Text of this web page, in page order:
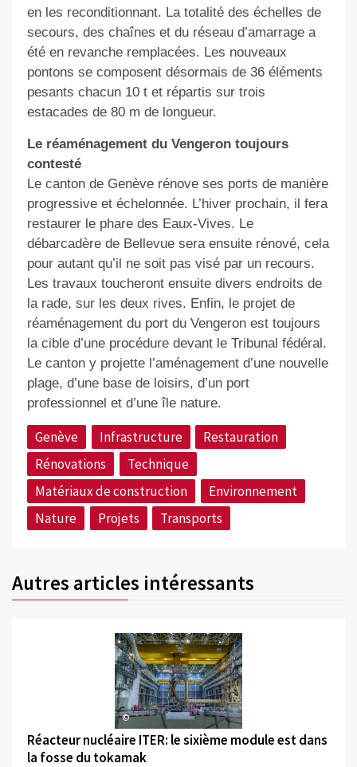
en les reconditionnant. La totalité des échelles de
secours, des chaînes et du réseau d’amarrage a
été en revanche remplacées. Les nouveaux
pontons se composent désormais de 36 éléments
pesants chacun 10 t et répartis sur trois
estacades de 80 m de longueur.
Le réaménagement du Vengeron toujours
contesté
Le canton de Genève rénove ses ports de manière
progressive et échelonnée. L’hiver prochain, il fera
restaurer le phare des Eaux-Vives. Le
débarcadère de Bellevue sera ensuite rénové, cela
pour autant qu’il ne soit pas visé par un recours.
Les travaux toucheront ensuite divers endroits de
la rade, sur les deux rives. Enfin, le projet de
réaménagement du port du Vengeron est toujours
la cible d’une procédure devant le Tribunal fédéral.
Le canton y projette l’aménagement d’une nouvelle
plage, d’une base de loisirs, d’un port
professionnel et d’une île nature.
Genève Infrastructure
Restauration
Rénovations
Technique
Matériaux de construction
Environnement
Nature
Projets Transports
Autres articles intéressants
©
Réacteur nucléaire ITER: le sixième module est dans
la fosse du tokamak